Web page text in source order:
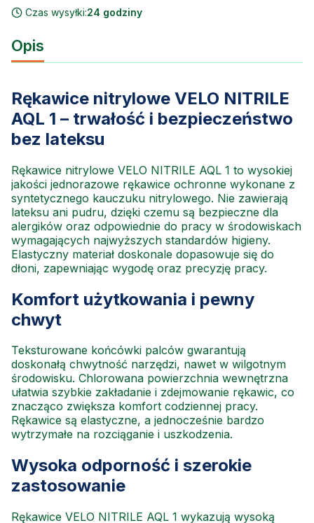
Czas wysyłki:24 godziny
Opis
Rękawice nitrylowe VELO NITRILE
AQL 1 – trwałość i bezpieczeństwo
bez lateksu
Rękawice nitrylowe VELO NITRILE AQL 1 to wysokiej
jakości jednorazowe rękawice ochronne wykonane z
syntetycznego kauczuku nitrylowego. Nie zawierają
lateksu ani pudru, dzięki czemu są bezpieczne dla
alergików oraz odpowiednie do pracy w środowiskach
wymagających najwyższych standardów higieny.
Elastyczny materiał doskonale dopasowuje się do
dłoni, zapewniając wygodę oraz precyzję pracy.
Komfort użytkowania i pewny
chwyt
Teksturowane końcówki palców gwarantują
doskonałą chwytność narzędzi, nawet w wilgotnym
środowisku. Chlorowana powierzchnia wewnętrzna
ułatwia szybkie zakładanie i zdejmowanie rękawic, co
znacząco zwiększa komfort codziennej pracy.
Rękawice są elastyczne, a jednocześnie bardzo
wytrzymałe na rozciąganie i uszkodzenia.
Wysoka odporność i szerokie
zastosowanie
Rękawice VELO NITRILE AQL 1 wykazują wysoką